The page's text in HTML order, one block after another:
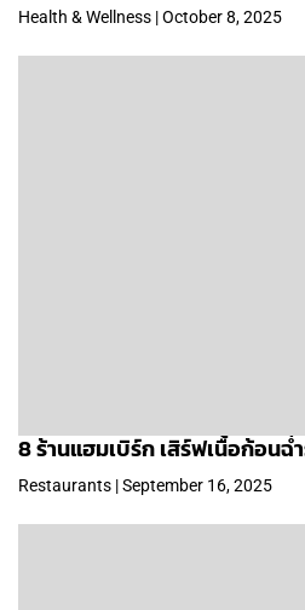
Health & Wellness | October 8, 2025
8 ร้านแฮมเบิร์ก เสิร์ฟเนื้อก้อนฉ่
Restaurants | September 16, 2025